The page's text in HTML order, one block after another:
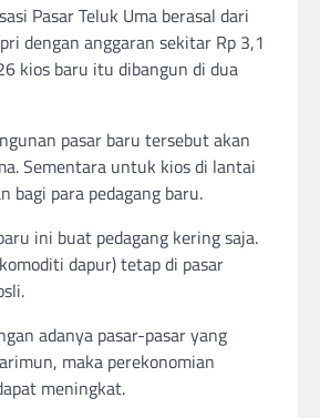
Pasar Teluk Uma berasal dari
dengan anggaran sekitar Rp 3,1
kios baru itu dibangun di dua
pasar baru tersebut akan
Sementara untuk kios di lantai
bagi para pedagang baru.
ini buat pedagang kering saja.
dapur) tetap di pasar
adanya pasar-pasar yang
maka perekonomian
meningkat.